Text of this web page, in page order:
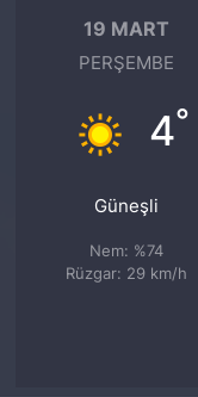
19 MART
PERŞEMBE
4°
Güneşli
Nem: %74
Rüzgar: 29 km/h